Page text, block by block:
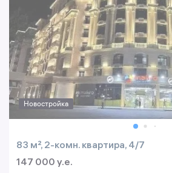
Новостройка
83 м², 2-комн. квартира, 4/7
147 000 y.e.